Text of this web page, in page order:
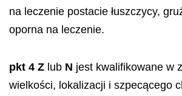
na leczenie postacie łuszczycy,
oporna na leczenie.
pkt 4 Z lub N jest kwalifikowane w
wielkości, lokalizacji i szpecącego